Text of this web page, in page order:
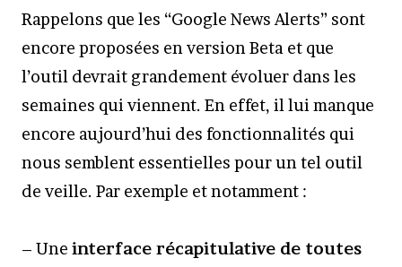
Rappelons que les “Google News Alerts” sont
encore proposées en version Beta et que
l’outil devrait grandement évoluer dans les
semaines qui viennent. En effet, il lui manque
encore aujourd’hui des fonctionnalités qui
nous semblent essentielles pour un tel outil
de veille. Par exemple et notamment :
– Une interface récapitulative de toutes